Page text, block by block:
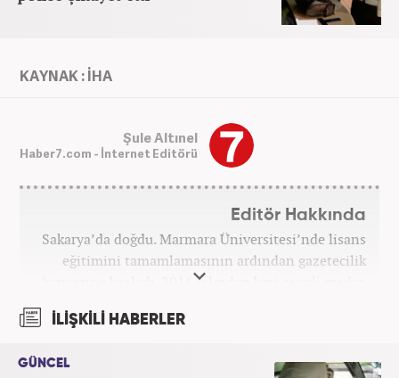
KAYNAK : İHA
Şule Altınel
Haber7.com - İnternet Editörü
Editör Hakkında
Sakarya’da doğdu. Marmara Üniversitesi’nde lisans
eğitimini tamamlamasının ardından gazetecilik
kariyerine başladı. 2016 yılından beri çeşitli medya
itibaren Haber7’de ‘gündem editörü’ olarak
İLİŞKİLİ HABERLER
GÜNCEL